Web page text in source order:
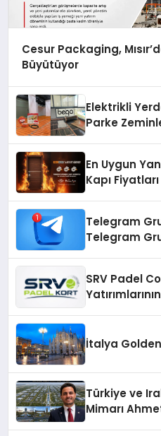
Cesur Packaging,
Büyütüyor
Elektrikli
Parke
En Uygun
Kapı Fiyatları
Telegram
Telegram
SRV Padel
İtalya Golden
Türkiye ve
Mimarı